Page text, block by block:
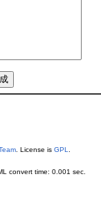
. License is GPL
convert time: 0.001 sec.